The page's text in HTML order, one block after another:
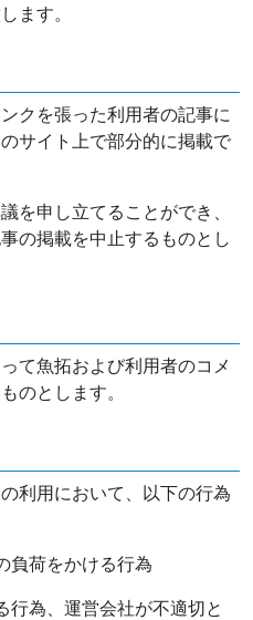
ます。
クを張った利用者の記事に
サイト上で部分的に掲載で
を申し立てることができ、
の掲載を中止するものとし
て魚拓および利用者のコメ
のとします。
利用において、以下の行為
負荷をかける行為
行為、運営会社が不適切と